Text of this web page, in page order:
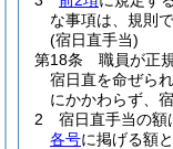
な事項は、規則で
(宿日直手当)
第18条
職員が正
宿日直を命ぜら
にかかわらず、
2
宿日直手当の額
各号に掲げる額と